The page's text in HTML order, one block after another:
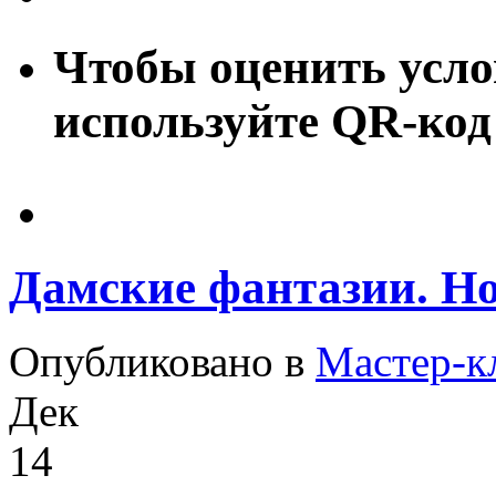
Чтобы оценить
используйте QR-код
Дамские фантазии.
Опубликовано в Мастер-
Дек
14